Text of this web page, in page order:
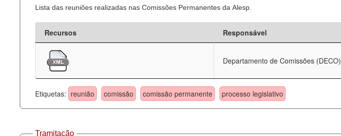
Lista das reuniões realizadas nas Comissões Permanentes da Alesp.
Recursos Responsável
Departamento de Comissões (DECO)
Etiquetas: reunião comissão comissão permanente processo legislativo
Tramitação